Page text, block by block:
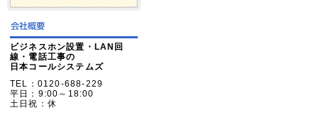
ビジネスホン設置・LAN回
線・電話工事の
日本コールシステムズ
TEL：0120-688-229
平日：9:00～18:00
土日祝：休